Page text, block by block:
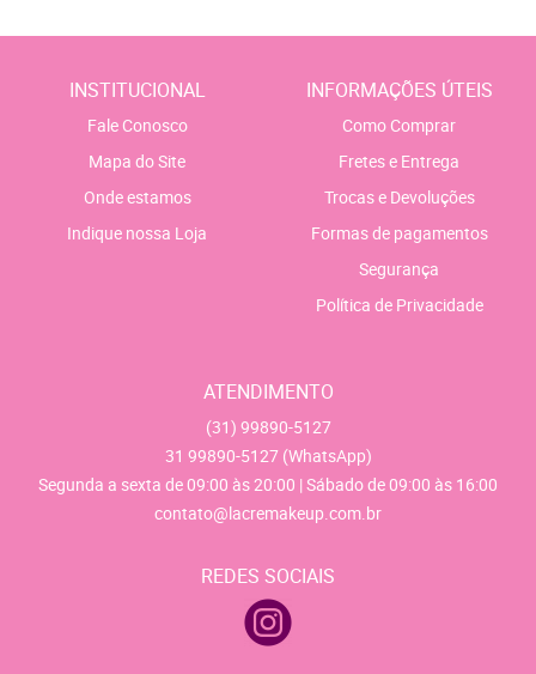
INSTITUCIONAL
Fale Conosco
Mapa do Site
Onde estamos
Indique nossa Loja
INFORMAÇÕES ÚTEIS
Como Comprar
Fretes e Entrega
Trocas e Devoluções
Formas de pagamentos
Segurança
Política de Privacidade
ATENDIMENTO
(31) 99890-5127
31 99890-5127 (WhatsApp)
Segunda a sexta de 09:00 às 20:00 | Sábado de 09:00 às 16:00
contato@lacremakeup.com.br
REDES SOCIAIS